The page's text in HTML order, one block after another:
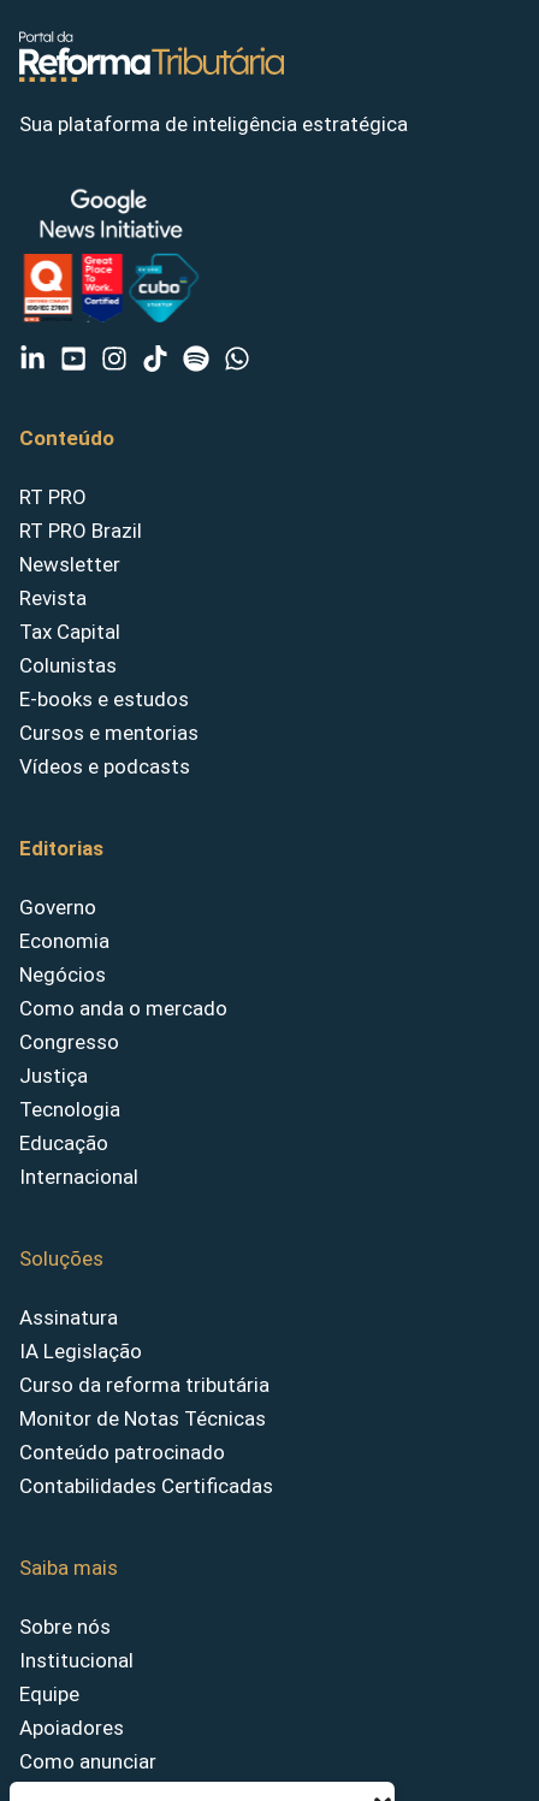
Sua plataforma de inteligência estratégica
Conteúdo
RT PRO
RT PRO Brazil
Newsletter
Revista
Tax Capital
Colunistas
E-books e estudos
Cursos e mentorias
Vídeos e podcasts
Editorias
Governo
Economia
Negócios
Como anda o mercado
Congresso
Justiça
Tecnologia
Educação
Internacional
Soluções
Assinatura
IA Legislação
Curso da reforma tributária
Monitor de Notas Técnicas
Conteúdo patrocinado
Contabilidades Certificadas
Saiba mais
Sobre nós
Institucional
Equipe
Apoiadores
Como anunciar